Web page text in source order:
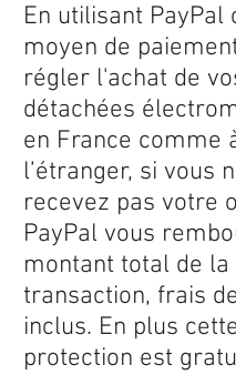
En utilisant PayPal
moyen de
régler l'achat de
détachées
en France comme
l’étranger, si vous
recevez pas votre
PayPal vous
montant total de la
transaction, frais
inclus. En plus
protection est